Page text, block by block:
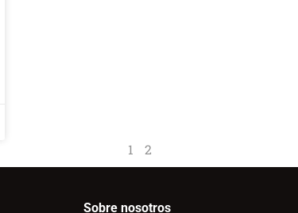
1 2
Sobre nosotros